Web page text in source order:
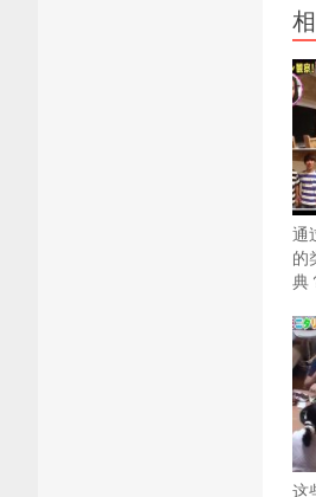
通
的
典
这